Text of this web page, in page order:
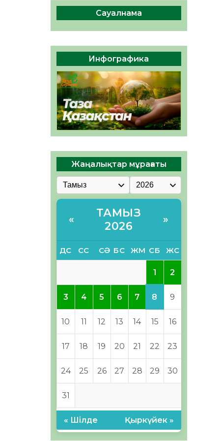
Руслан Рүстемұлы облыс
әкімінің кеңесшісі болып
тағайындалды
05.08.2026
46 0
Сауалнама
Инфографика
Жаңалықтар мұрағаты
«
ТАМЫЗ
2026
»
ДС СС СӘ БС ЖМ СБ ЖС
1 2
3 4 5 6 7 8 9
10 11 12 13 14 15 16
17 18 19 20 21 22 23
24 25 26 27 28 29 30
31
« Шілде Қыркүйек »